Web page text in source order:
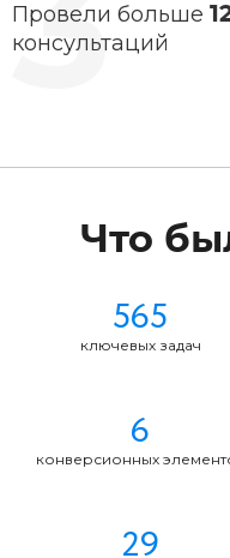
Провели больше
консультаций
Что
565
ключевых задач
6
конверсионных
29